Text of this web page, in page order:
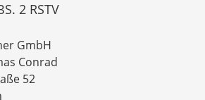
2 RSTV
GmbH
Conrad
52